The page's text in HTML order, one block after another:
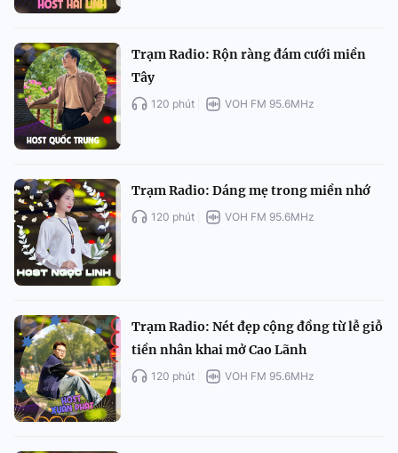
Trạm Radio: Rộn ràng đám cưới miền
Tây
120 phút VOH FM 95.6MHz
Trạm Radio: Dáng mẹ trong miền nhớ
120 phút VOH FM 95.6MHz
Trạm Radio: Nét đẹp cộng đồng từ lễ giỗ
tiền nhân khai mở Cao Lãnh
120 phút VOH FM 95.6MHz